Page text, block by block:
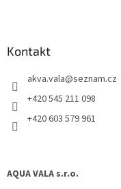
Kontakt
akva.vala@seznam.cz
+420 545 211 098
+420 603 579 961
AQUA VALA s.r.o.